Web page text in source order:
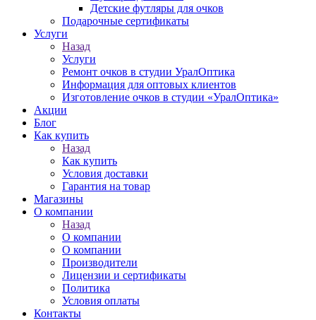
Детские футляры для очков
Подарочные сертификаты
Услуги
Назад
Услуги
Ремонт очков в студии УралОптика
Информация для оптовых клиентов
Изготовление очков в студии «УралОптика»
Акции
Блог
Как купить
Назад
Как купить
Условия доставки
Гарантия на товар
Магазины
О компании
Назад
О компании
О компании
Производители
Лицензии и сертификаты
Политика
Условия оплаты
Контакты